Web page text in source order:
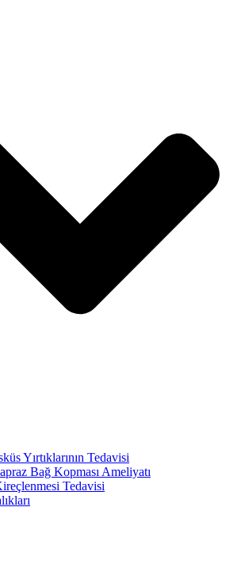
Yırtıklarının Tedavisi
Bağ Kopması Ameliyatı
Tedavisi